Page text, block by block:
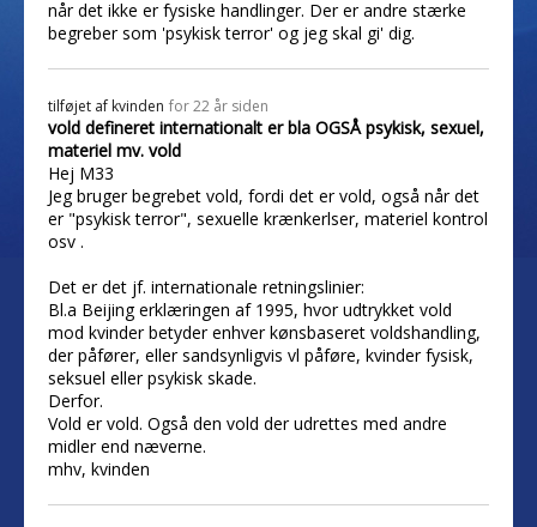
når det ikke er fysiske handlinger. Der er andre stærke
begreber som 'psykisk terror' og jeg skal gi' dig.
tilføjet af kvinden for 22 år siden
vold defineret internationalt er bla OGSÅ psykisk, sexuel,
materiel mv. vold
Hej M33
Jeg bruger begrebet vold, fordi det er vold, også når det
er "psykisk terror", sexuelle krænkerlser, materiel kontrol
osv .
Det er det jf. internationale retningslinier:
Bl.a Beijing erklæringen af 1995, hvor udtrykket vold
mod kvinder betyder enhver kønsbaseret voldshandling,
der påfører, eller sandsynligvis vl påføre, kvinder fysisk,
seksuel eller psykisk skade.
Derfor.
Vold er vold. Også den vold der udrettes med andre
midler end næverne.
mhv, kvinden